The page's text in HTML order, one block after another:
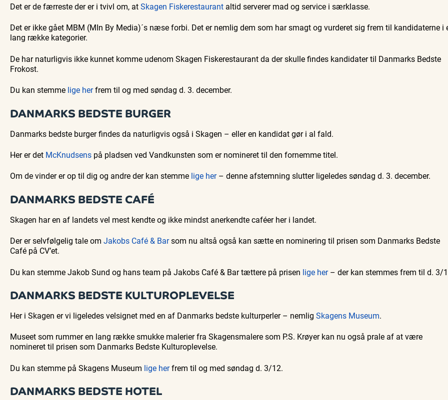
Det er de færreste der er i tvivl om, atSkagen Fiskerestaurant altid serverer mad og service i særklasse.
Det er ikke gået MBM (MIn By Media)´s næse forbi. Det er nemlig dem som har smagt og vurderet sig frem til kandidaterne i
lang række kategorier.
De har naturligvis ikke kunnet komme udenom Skagen Fiskerestaurant da der skulle findes kandidater til Danmarks Bedste
Frokost.
Du kan stemme lige herfrem til og med søndag d. 3. december.
DANMARKS BEDSTE BURGER
Danmarks bedste burger findes da naturligvis også i Skagen – eller en kandidat gør i al fald.
Her er det McKnudsens på pladsen ved Vandkunsten som er nomineret til den fornemme titel.
Om de vinder er op til dig og andre der kan stemme lige her– denne afstemning slutter ligeledes søndag d. 3. december.
DANMARKS BEDSTE CAFÉ
Skagen har en af landets vel mest kendte og ikke mindst anerkendte caféer her i landet.
Der er selvfølgelig tale om Jakobs Café & Barsom nu altså også kan sætte en nominering til prisen som Danmarks Bedste
Café på CV’et.
Du kan stemme Jakob Sund og hans team på Jakobs Café & Bar tættere på prisen lige her– der kan stemmes frem til d. 3/
DANMARKS BEDSTE KULTUROPLEVELSE
Her i Skagen er vi ligeledes velsignet med en af Danmarks bedste kulturperler – nemlig Skagens Museum.
Museet som rummer en lang række smukke malerier fra Skagensmalere som P.S. Krøyer kan nu også prale af at være
nomineret til prisen som Danmarks Bedste Kulturoplevelse.
Du kan stemme på Skagens Museum lige herfrem til og med søndag d. 3/12.
DANMARKS BEDSTE HOTEL